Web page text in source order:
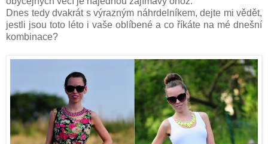
Dnes tedy dvakrát s výrazným náhrdelníkem, dejte mi vědět,
jestli jsou toto léto i vaše oblíbené a co říkáte na mé dnešní
kombinace?